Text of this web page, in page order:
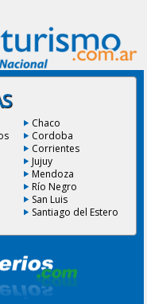
Chaco
Cordoba
Corrientes
Jujuy
Mendoza
Río Negro
San Luis
Santiago del Estero